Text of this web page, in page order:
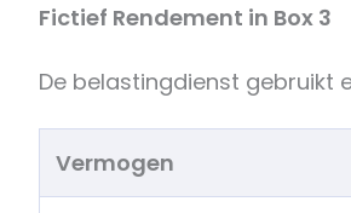
Fictief Rendement in Box 3
De belastingdienst gebruikt
Vermogen